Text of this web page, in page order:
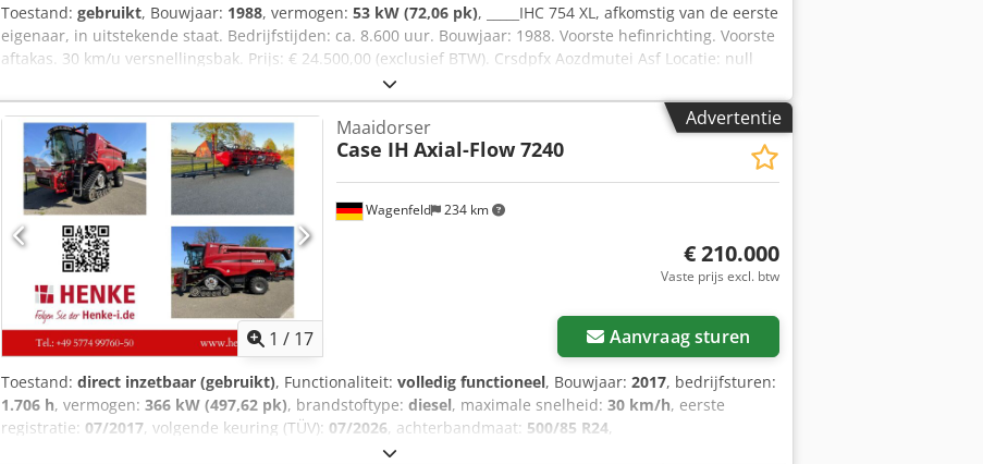
Toestand: gebruikt, Bouwjaar: 1988, vermogen: 53 kW (72,06 pk), _____IHC 754 XL, afkomstig van de eerste
eigenaar, in uitstekende staat. Bedrijfstijden: ca. 8.600 uur. Bouwjaar: 1988. Voorste hefinrichting. Voorste
aftakas. 30 km/u versnellingsbak. Prijs: € 24.500,00 (exclusief BTW). Crsdpfx Aozdmutei Asf Locatie: null
Advertentie
1 / 17
Wagenfeld 234 km
Maaidorser
Case IH Axial-Flow 7240
€ 210.000
Vaste prijs excl. btw
Aanvraag sturen
Toestand: direct inzetbaar (gebruikt), Functionaliteit: volledig functioneel, Bouwjaar: 2017, bedrijfsturen:
1.706 h, vermogen: 366 kW (497,62 pk), brandstoftype: diesel, maximale snelheid: 30 km/h, eerste
registratie: 07/2017, volgende keuring (TÜV): 07/2026, achterbandmaat: 500/85 R24,
aanhangwagenkoppeling, airconditioning, cabine,